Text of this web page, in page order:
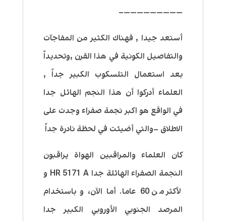
—————————–
أستعد جيدا , فهناك الكثير من المفاجآت
والتفاصيل الكونية في هذا القرن ,وتحديداً
بعد استعمال التلسكوب الكبير جداً ,
العلماء أدركوا أن هذا النجم الهائل جدا
في الواقع هو اكبر نجمة صفراء وجدت على
الاطلاق –والتي أضيئت في لحظة نادرة جداً
كان العلماء والمراقبين الهواة يراقبون
النجمة الصفراء الهائلة جدا HR 5171 A و
لأكثر من 60 عاما. أما الآن، و باستخدام
المرصد الجنوبي الأوروبي الكبير جدا